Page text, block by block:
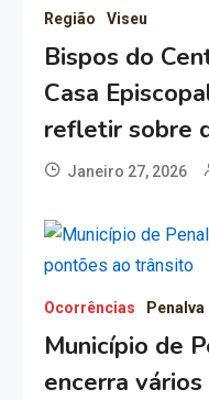
Região Viseu
Bispos do
Casa
refletir sobre
Janeiro 27, 2026
Ocorrências
Município de
encerra